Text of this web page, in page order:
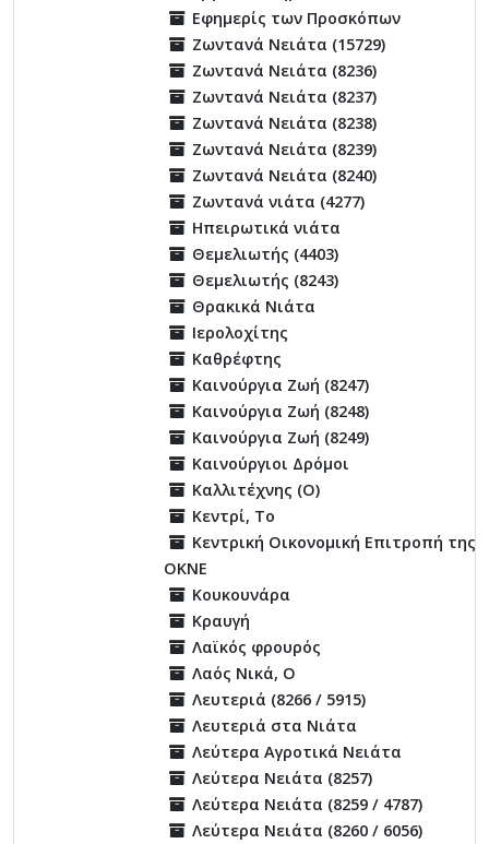
Εφημερίς των Προσκόπων
Ζωντανά Νειάτα (15729)
Ζωντανά Νειάτα (8236)
Ζωντανά Νειάτα (8237)
Ζωντανά Νειάτα (8238)
Ζωντανά Νειάτα (8239)
Ζωντανά Νειάτα (8240)
Ζωντανά νιάτα (4277)
Ηπειρωτικά νιάτα
Θεμελιωτής (4403)
Θεμελιωτής (8243)
Θρακικά Νιάτα
Ιερολοχίτης
Καθρέφτης
Καινούργια Ζωή (8247)
Καινούργια Ζωή (8248)
Καινούργια Ζωή (8249)
Καινούργιοι Δρόμοι
Καλλιτέχνης (Ο)
Κεντρί, Το
Κεντρική Οικονομική Επιτροπή της
ΟΚΝΕ
Κουκουνάρα
Κραυγή
Λαϊκός φρουρός
Λαός Νικά, Ο
Λευτεριά (8266 / 5915)
Λευτεριά στα Νιάτα
Λεύτερα Αγροτικά Νειάτα
Λεύτερα Νειάτα (8257)
Λεύτερα Νειάτα (8259 / 4787)
Λεύτερα Νειάτα (8260 / 6056)